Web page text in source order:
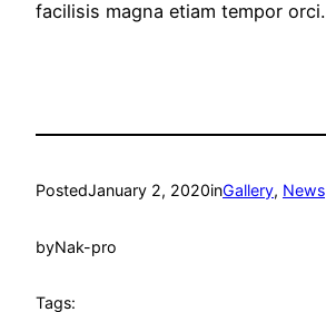
facilisis magna etiam tempor orci.
PostedJanuary 2, 2020inGallery, News
byNak-pro
Tags: